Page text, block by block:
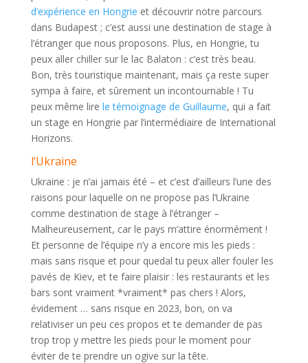
d’expérience en Hongrie et découvrir notre parcours
dans Budapest ; c’est aussi une destination de stage à
l’étranger que nous proposons. Plus, en Hongrie, tu
peux aller chiller sur le lac Balaton : c’est très beau.
Bon, très touristique maintenant, mais ça reste super
sympa à faire, et sûrement un incontournable ! Tu
peux même lire le témoignage de Guillaume, qui a fait
un stage en Hongrie par l’intermédiaire de International
Horizons.
l’Ukraine
Ukraine : je n’ai jamais été – et c’est d’ailleurs l’une des
raisons pour laquelle on ne propose pas l’Ukraine
comme destination de stage à l’étranger –
Malheureusement, car le pays m’attire énormément !
Et personne de l’équipe n’y a encore mis les pieds :
mais sans risque et pour quedal tu peux aller fouler les
pavés de Kiev, et te faire plaisir : les restaurants et les
bars sont vraiment *vraiment* pas chers ! Alors,
évidement … sans risque en 2023, bon, on va
relativiser un peu ces propos et te demander de pas
trop trop y mettre les pieds pour le moment pour
éviter de te prendre un ogive sur la tête.